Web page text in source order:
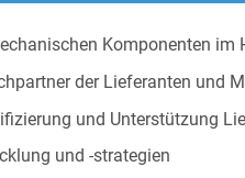
Komponenten im
der Lieferanten und
und Unterstützung
und -strategien